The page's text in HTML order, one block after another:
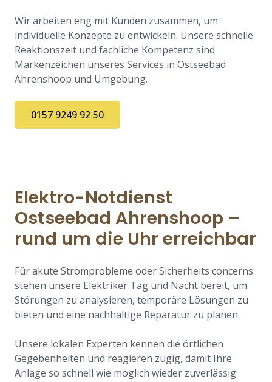
Wir arbeiten eng mit Kunden zusammen, um
individuelle Konzepte zu entwickeln. Unsere schnelle
Reaktionszeit und fachliche Kompetenz sind
Markenzeichen unseres Services in Ostseebad
Ahrenshoop und Umgebung.
0157 9249 92 50
Elektro-Notdienst
Ostseebad Ahrenshoop –
rund um die Uhr erreichbar
Für akute Stromprobleme oder Sicherheits concerns
stehen unsere Elektriker Tag und Nacht bereit, um
Störungen zu analysieren, temporäre Lösungen zu
bieten und eine nachhaltige Reparatur zu planen.
Unsere lokalen Experten kennen die örtlichen
Gegebenheiten und reagieren zügig, damit Ihre
Anlage so schnell wie möglich wieder zuverlässig